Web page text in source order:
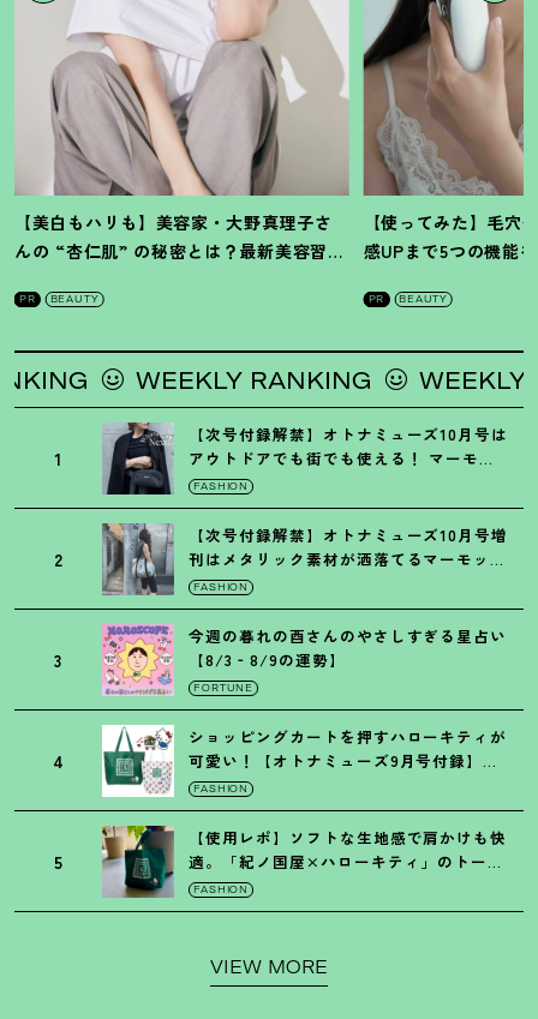
【美白もハリも】美容家・大野真理子さ
んの “杏仁肌” の秘密とは ？ 最新美容習慣
PR BEAUTY
【使ってみた】毛穴
感UPまで5つの機能
PR BEAUTY
WEEKLY RANKING WEEKLY
1
【次号付録解禁】オトナミューズ10月号は
アウトドアでも街でも使える ！ マーモッ
トの黒ショルダー
FASHION
2
【次号付録解禁】オトナミューズ10月号増
刊はメタリック素材が洒落てるマーモット
の保冷バッグ
FASHION
3
今週の暮れの酉さんのやさしすぎる星占い
【8/3‐8/9の運勢】
FORTUNE
4
ショッピングカートを押すハローキティが
可愛い ！
【オトナミューズ9月号付録】紀
ノ国屋バッグ
FASHION
5
【使用レポ】ソフトな生地感で肩かけも快
適。「紀ノ国屋×ハローキティ」のトート
がガシガシ使えて最高です
FASHION
VIEW MORE